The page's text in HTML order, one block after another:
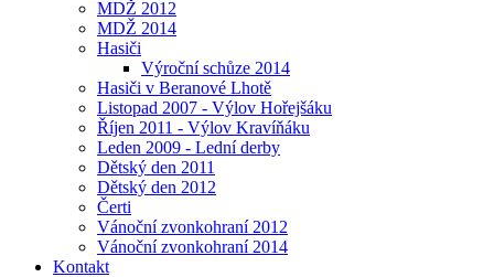
MDŽ 2012
MDŽ 2014
Hasiči
Výroční schůze 2014
Hasiči v Beranové Lhotě
Listopad 2007 - Výlov Hořejšáku
Říjen 2011 - Výlov Kravíňáku
Leden 2009 - Lední derby
Dětský den 2011
Dětský den 2012
Čerti
Vánoční zvonkohraní 2012
Vánoční zvonkohraní 2014
Kontakt